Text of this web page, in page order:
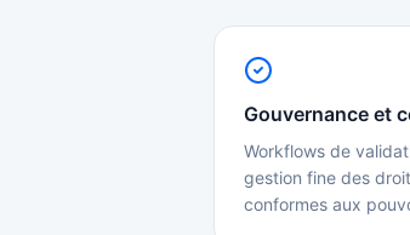
Gouvernance et
Workflows de
gestion fine des
conformes aux